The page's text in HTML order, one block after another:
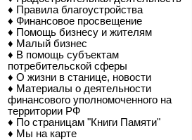
♦ Правила благоустройства
♦ Финансовое просвещение
♦ Помощь бизнесу и жителям
♦ Малый бизнес
♦ В помощь субъектам
потребительской сферы
♦ О жизни в станице, новости
♦ Материалы о деятельности
финансового уполномоченного на
территории РФ
♦ По страницам "Книги Памяти"
♦ Мы на карте